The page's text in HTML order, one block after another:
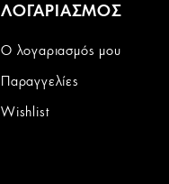
ΛΟΓΑΡΙΑΣΜΟΣ
Ο λογαριασμός μου
Παραγγελίες
Wishlist